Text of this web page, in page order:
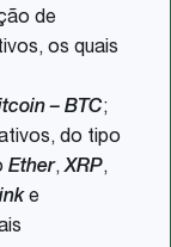
de
os quais
– BTC;
do tipo
Ether,XRP,
e